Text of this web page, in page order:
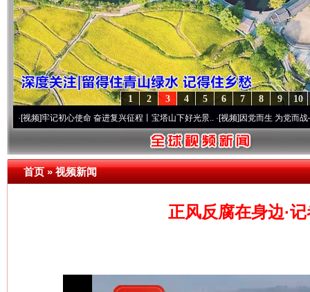
10
9
8
7
6
5
4
3
2
1
记初心使命 奋进复兴征程丨宝塔山下好光景..·[视频]因党而生 为党而战——百年“纪
首页»视频新闻
正风反腐在身边·